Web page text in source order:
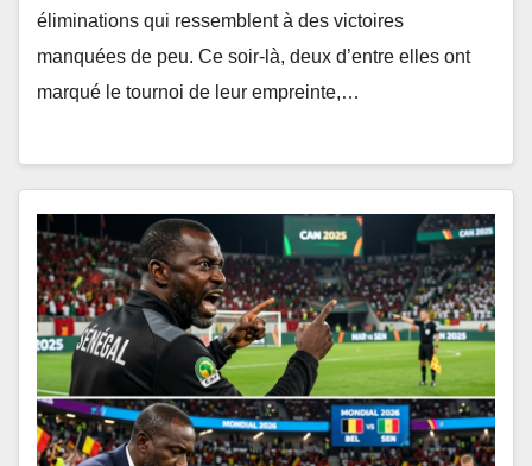
éliminations qui ressemblent à des victoires
manquées de peu. Ce soir-là, deux d’entre elles ont
marqué le tournoi de leur empreinte,…